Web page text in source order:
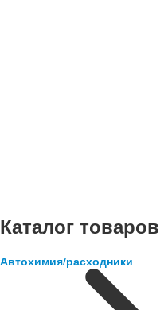
Каталог товаров
Автохимия/расходники